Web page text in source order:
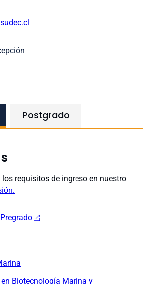
Postgrado
los requisitos de ingreso en nuestro
en Biotecnología Marina y